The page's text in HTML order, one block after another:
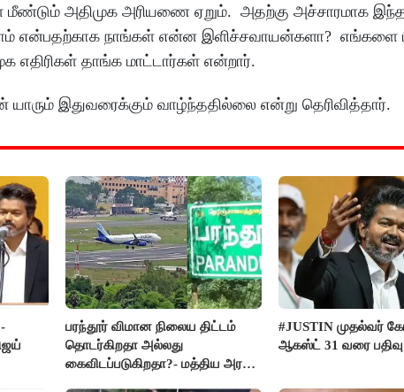
அதிமுக அரியணை ஏறும். அதற்கு அச்சாரமாக
என்பதற்காக நாங்கள் என்ன இளிச்சவாயன்களா? எங்களை
எதிரிகள் தாங்க மாட்டார்கள் என்றார்.
இதுவரைக்கும் வாழ்ந்ததில்லை என்று தெரிவித்தார்.
பரந்தூர் விமான நிலைய திட்டம்
தொடர்கிறதா அல்லது
கைவிடப்படுகிறதா?- மத்திய அரசு
#JUSTIN முதல்வர்
ஆகஸ்ட் 31 வரை